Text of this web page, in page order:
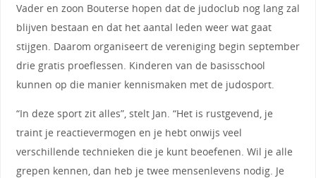
Vader en zoon Bouterse hopen dat de judoclub nog lang zal
blijven bestaan en dat het aantal leden weer wat gaat
stijgen. Daarom organiseert de vereniging begin september
drie gratis proeflessen. Kinderen van de basisschool
kunnen op die manier kennismaken met de judosport.
“In deze sport zit alles”, stelt Jan. “Het is rustgevend, je
traint je reactievermogen en je hebt onwijs veel
verschillende technieken die je kunt beoefenen. Wil je alle
grepen kennen, dan heb je twee mensenlevens nodig. Je